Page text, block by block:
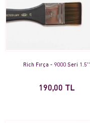
Rich Fırça - 9000 Seri 1.5''
190,00 TL